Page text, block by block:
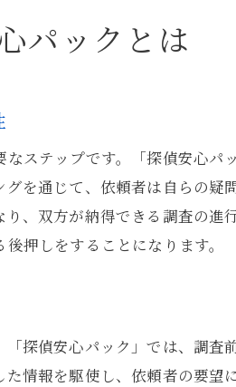
グで築く信頼関係の基盤
解消を助ける安心パックの機能
確性を保証するための探偵の
を支える報告書の役割
る安心の実証例
パックとは
ステップです。「探偵安心パ
を通じて、依頼者は自らの
、双方が納得できる調査の
押しをすることになります。
探偵安心パック」では、調査
情報を駆使し、依頼者の要